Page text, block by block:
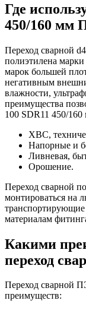
Где
450/160 мм
Переход сварной
полиэтилена
марок большей
негативным
влажности,
преимущества
100 SDR11 450/160
ХВС,
Напорные и
Ливневая,
Орошение.
Переход сварной
монтироваться на
транспортирующие
материалам
Какими
переход
Переход сварной
преимуществ: